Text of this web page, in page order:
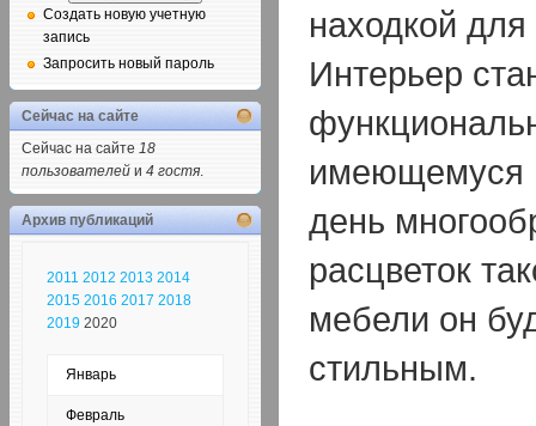
находкой
Интерьер
имеющемуся
день
расцветок
мебели он
стильным.
Создать новую учетную
запись
Запросить новый пароль
Сейчас на сайте
Сейчас на сайте 18
пользователей и 4 гостя.
Архив публикаций
2011 2012 2013 2014
2015 2016 2017 2018
2019 2020
Январь
Февраль